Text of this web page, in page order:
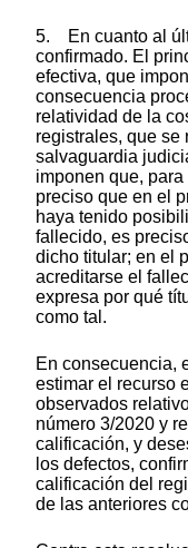
5. En cuanto al
confirmado. El
efectiva, que
consecuencia
relatividad de la
registrales, que se
salvaguardia
imponen que,
preciso que en el
haya tenido
fallecido, es
dicho titular; en el
acreditarse el
expresa por qué
como tal.
En consecuencia,
estimar el recurso
observados
número 3/2020 y
calificación, y
los defectos,
calificación del
de las anteriores